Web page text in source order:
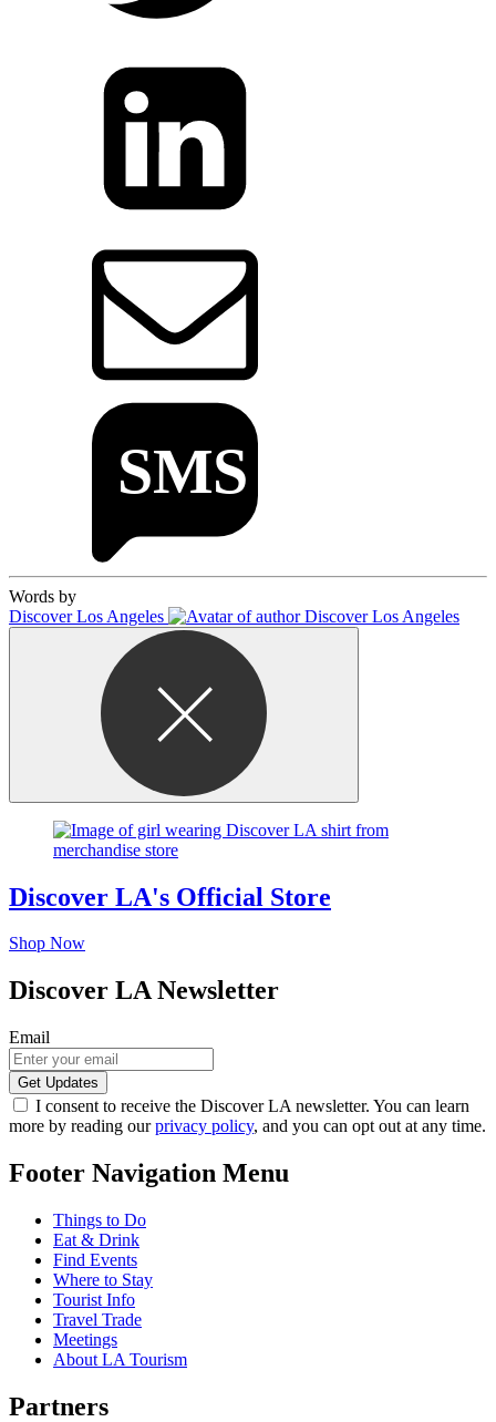
Words by
Discover Los Angeles
Discover LA's Official Store
Shop Now
Discover LA Newsletter
Email
I consent to receive the Discover LA newsletter. You can learn
more by reading ourprivacy policy, and you can opt out at any time.
Footer Navigation Menu
Things to Do
Eat & Drink
Find Events
Where to Stay
Tourist Info
Travel Trade
Meetings
About LA Tourism
Partners